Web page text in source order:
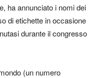
ha annunciato i nomi dei
di etichette in occasione
durante il congresso
(un numero